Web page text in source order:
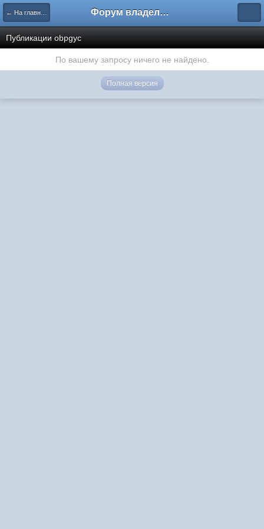
← На главную Форум владельцев интернет-магазинов
Публикации obpgyc
По вашему запросу ничего не найдено.
Полная версия